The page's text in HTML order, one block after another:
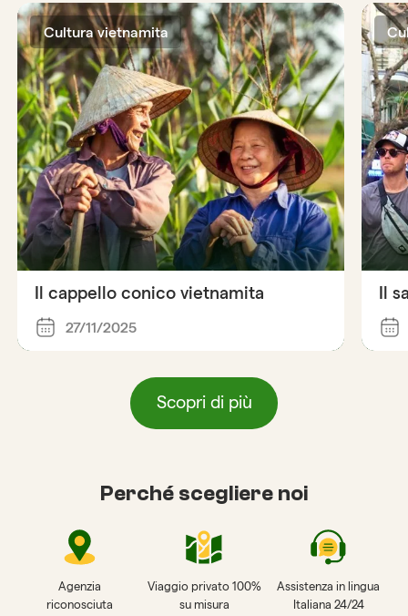
Cultura vietnamita
Il cappello conico vietnamita
27/11/2025
Il
Scopri di più
Perché scegliere noi
Agenzia
riconosciuta
Viaggio privato 100%
su misura
Assistenza in lingua
Italiana 24/24